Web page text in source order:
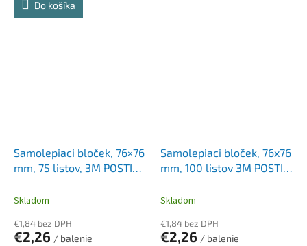
Do košíka
Samolepiaci bloček, 76×76
mm, 75 listov, 3M POSTIT
Skladom
€1,84 bez DPH
€2,26 / balenie
Samolepiaci bloček, 76x76
mm, 100 listov 3M POSTIT,
Skladom
€1,84 bez DPH
€2,26 / balenie